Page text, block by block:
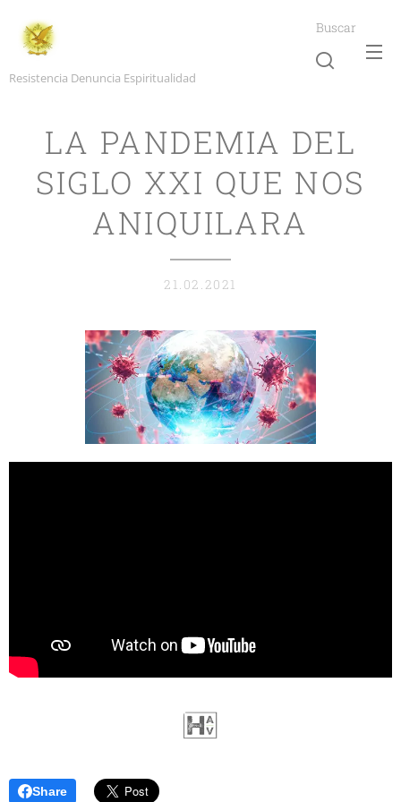
Resistencia Denuncia Espiritualidad
Buscar
LA PANDEMIA DEL
SIGLO XXI QUE NOS
ANIQUILARA
21.02.2021
Share